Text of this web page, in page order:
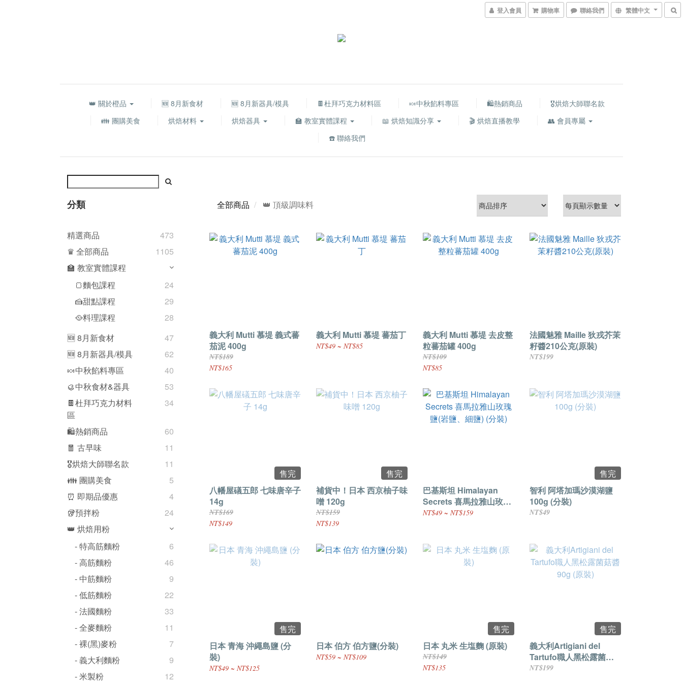
登入會員 購物車 聯絡我們 繁體中文
👑 關於橙品 🆕 8月新食材 🆕 8月新器具/模具 🍫杜拜巧克力材料區 🍬中秋餡料專區 🛍熱銷商品
🎖️烘焙大師聯名款
👪 團購美食
烘焙材料 烘焙器具 🏫 教室實體課程 📖 烘焙知識分享 🎬 烘焙直播教學
👥 會員專屬
☎️ 聯絡我們
分類
精選商品
473
♛ 全部商品
1105
🏫 教室實體課程
🍞麵包課程
24
🍰甜點課程
29
🥘料理課程
28
🆕 8月新食材
47
🆕 8月新器具/模具
62
🍬中秋餡料專區
40
🥮中秋食材&器具
53
🍫杜拜巧克力材料
區
34
🛍熱銷商品
60
🧧 古早味
11
🎖️烘焙大師聯名款
11
👪 團購美食
5
⏰ 即期品優惠
4
🥡預拌粉
24
👑 烘焙用粉
- 特高筋麵粉
6
- 高筋麵粉
46
- 中筋麵粉
9
- 低筋麵粉
22
- 法國麵粉
33
- 全麥麵粉
11
- 裸(黑)麥粉
7
- 義大利麵粉
9
- 米製粉
12
全部商品 👑 頂級調味料
義大利 Mutti 慕堤 義式蕃
茄泥 400g
NT$189
NT$165
義大利 Mutti 慕堤 蕃茄丁
NT$49 ~ NT$85
義大利 Mutti 慕堤 去皮整
粒蕃茄罐 400g
NT$109
NT$85
法國魅雅 Maille 狄戎芥茉
籽醬210公克(原裝)
NT$199
售完
八幡屋礒五郎 七味唐辛子
14g
NT$169
NT$149
售完
補貨中！日本 西京柚子味
噌 120g
NT$159
NT$139
巴基斯坦 Himalayan
Secrets 喜馬拉雅山玫瑰
鹽(岩鹽、細鹽) (分裝)
NT$49 ~ NT$159
售完
智利 阿塔加瑪沙漠湖鹽
100g (分裝)
NT$49
售完
日本 青海 沖繩島鹽 (分
裝)
NT$49 ~ NT$125
日本 伯方 伯方鹽(分裝)
NT$59 ~ NT$109
售完
日本 丸米 生塩麴 (原裝)
NT$149
NT$135
售完
義大利Artigiani del
Tartufo職人黑松露菌菇
NT$199